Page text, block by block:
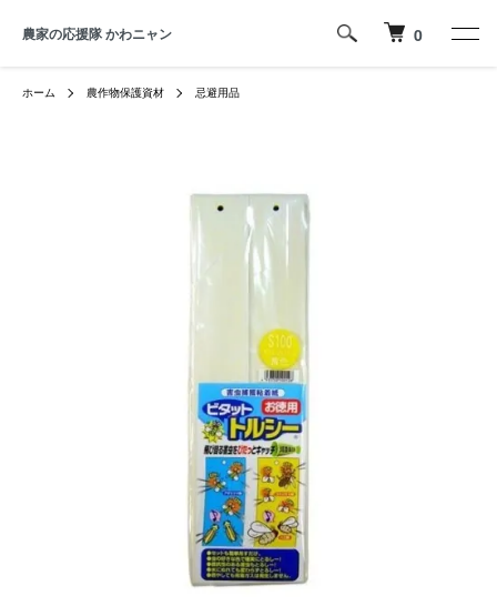
農家の応援隊 かわニャン 0
ホーム 農作物保護資材 忌避用品